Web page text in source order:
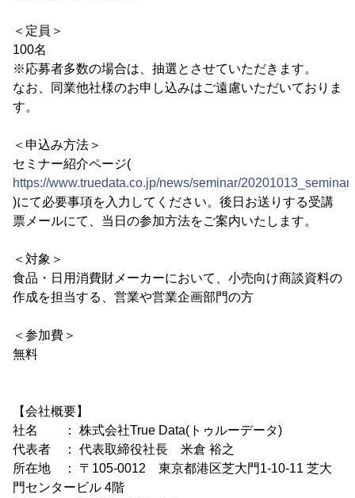
＜定員＞
100名
※応募者多数の場合は、抽選とさせていただきます。
なお、同業他社様のお申し込みはご遠慮いただいておりま
す。
＜申込み方法＞
セミナー紹介ページ(
https://www.truedata.co.jp/news/seminar/20201013_seminar
)にて必要事項を入力してください。後日お送りする受講
票メールにて、当日の参加方法をご案内いたします。
＜対象＞
食品・日用消費財メーカーにおいて、小売向け商談資料の
作成を担当する、営業や営業企画部門の方
＜参加費＞
無料
【会社概要】
社名 ： 株式会社True Data(トゥルーデータ)
代表者 ： 代表取締役社長 米倉 裕之
所在地 ： 〒105-0012 東京都港区芝大門1-10-11 芝大
門センタービル 4階